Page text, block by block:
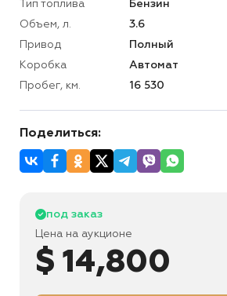
Тип топлива
Бензин
Объем, л.
3.6
Привод
Полный
Коробка
Автомат
Пробег, км.
16 530
Поделиться:
под заказ
Цена на аукционе
$ 14,800